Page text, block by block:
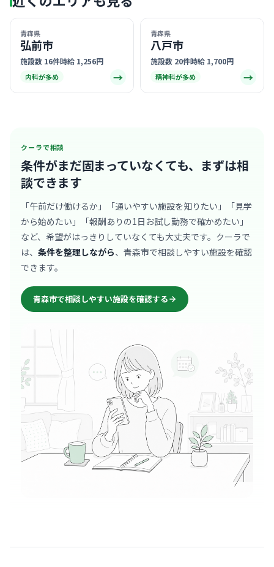
青森県
弘前市
施設数 16件時給 1,256円
内科が多め →
青森県
八戸市
施設数 20件時給 1,700円
精神科が多め →
クーラで相談
条件がまだ固まっていなくても、 まずは相
談できます
「午前だけ働けるか」「通いやすい施設を知りたい」「見学
から始めたい」「報酬ありの1日お試し勤務で確かめたい」
など、希望がはっきりしていなくても大丈夫です。クーラで
は、 条件を整理しながら、青森市で相談しやすい施設を確認
できます。
青森市で相談しやすい施設を確認する